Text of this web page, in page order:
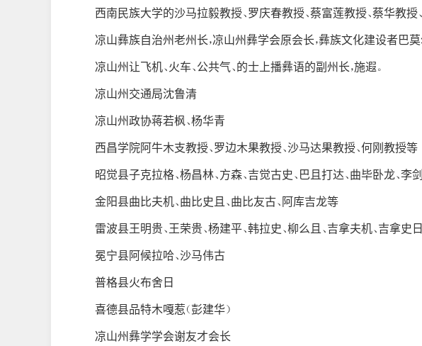
西南民族大学的沙马拉毅教授、 罗庆春教授、蔡富莲教授、蔡华教授
凉山彝族自治州老州长，凉山州彝学会原会长，彝族文化建设者巴莫
凉山州让飞机、火车、公共气、的士上播彝语的副州长，施遐。
凉山州交通局沈鲁清
凉山州政协蒋若枫、杨华青
西昌学院阿牛木支教授、罗边木果教授、沙马达果教授、何刚教授等
昭觉县子克拉格、杨昌林、方森、吉觉古史、巴且打达、曲毕卧龙、李
金阳县曲比夫机、曲比史且、曲比友古、阿库吉龙等
雷波县王明贵、王荣贵、杨建平、韩拉史、柳么且、吉拿夫机、吉拿史
冕宁县阿候拉哈、沙马伟古
普格县火布舍日
喜德县品特木嘎惹（彭建华）
凉山州彝学学会谢友才会长